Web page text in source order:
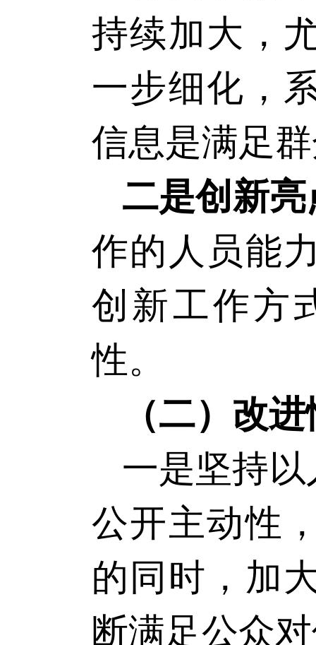
持续加大，
一步细化，
信息是满足
二是创新
作的人员能
创新工作方
性。
（二）改
一是坚持
公开主动性
的同时，加
断满足公众